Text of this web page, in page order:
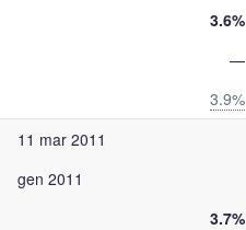
3.6%
—
3.9%
11 mar 2011
gen 2011
3.7%